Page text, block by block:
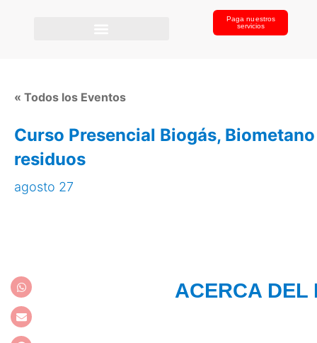
Paga nuestros
servicios
« Todos los Eventos
Curso Presencial Biogás,
residuos
agosto 27
ACERCA DEL